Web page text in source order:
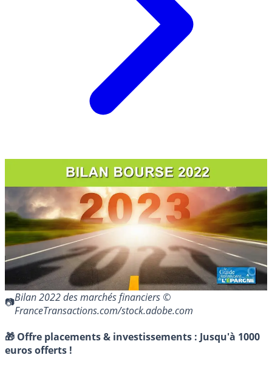
Bilan 2022 des marchés financiers ©
FranceTransactions.com/stock.adobe.com
🎁 Offre placements & investissements : Jusqu'à 1000
euros offerts !